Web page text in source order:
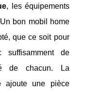
, les équipements
bon mobil home
que ce soit pour
de
de chacun. La
ajoute une pièce